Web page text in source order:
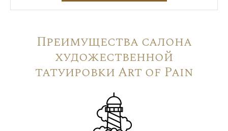
Преимущества салона
художественной
татуировки Art of Pain